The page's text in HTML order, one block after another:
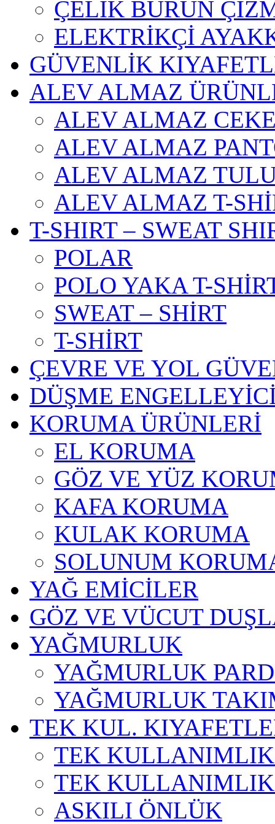
ÇELİK BURUN
ELEKTRİKÇİ
GÜVENLİK
ALEV ALMAZ
ALEV ALMAZ
ALEV ALMAZ
ALEV ALMAZ
ALEV ALMAZ T-
T-SHIRT – SWEAT
POLAR
POLO YAKA T-
SWEAT – SHİRT
T-SHİRT
ÇEVRE VE YOL
DÜŞME
KORUMA ÜRÜNLERİ
EL KORUMA
GÖZ VE YÜZ
KAFA KORUMA
KULAK KORUMA
SOLUNUM
YAĞ EMİCİLER
GÖZ VE VÜCUT
YAĞMURLUK
YAĞMURLUK
YAĞMURLUK
TEK KUL.
TEK
TEK
ASKILI ÖNLÜK